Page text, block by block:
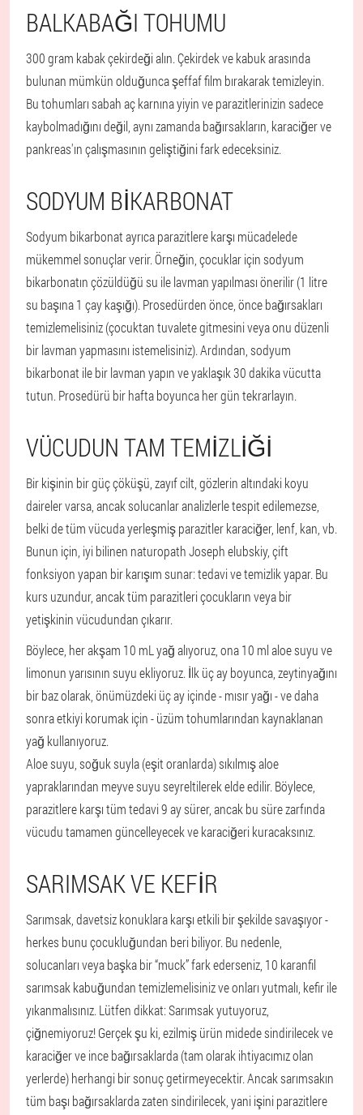
BALKABAĞI TOHUMU
300 gram kabak çekirdeği alın. Çekirdek ve kabuk arasında
bulunan mümkün olduğunca şeffaf film bırakarak temizleyin.
Bu tohumları sabah aç karnına yiyin ve parazitlerinizin sadece
kaybolmadığını değil, aynı zamanda bağırsakların, karaciğer ve
pankreas'ın çalışmasının geliştiğini fark edeceksiniz.
SODYUM BIKARBONAT
Sodyum bikarbonat ayrıca parazitlere karşı mücadelede
mükemmel sonuçlar verir. Örneğin, çocuklar için sodyum
bikarbonatın çözüldüğü su ile lavman yapılması önerilir (1 litre
su başına 1 çay kaşığı). Prosedürden önce, önce bağırsakları
temizlemelisiniz (çocuktan tuvalete gitmesini veya onu düzenli
bir lavman yapmasını istemelisiniz). Ardından, sodyum
bikarbonat ile bir lavman yapın ve yaklaşık 30 dakika vücutta
tutun. Prosedürü bir hafta boyunca her gün tekrarlayın.
VÜCUDUN TAM TEMIZLIĞI
Bir kişinin bir güç çöküşü, zayıf cilt, gözlerin altındaki koyu
daireler varsa, ancak solucanlar analizlerle tespit edilemezse,
belki de tüm vücuda yerleşmiş parazitler karaciğer, lenf, kan, vb.
Bunun için, iyi bilinen naturopath Joseph elubskiy, çift
fonksiyon yapan bir karışım sunar: tedavi ve temizlik yapar. Bu
kurs uzundur, ancak tüm parazitleri çocukların veya bir
yetişkinin vücudundan çıkarır.
Böylece, her akşam 10 mL yağ alıyoruz, ona 10 ml aloe suyu ve
limonun yarısının suyu ekliyoruz. İlk üç ay boyunca, zeytinyağını
bir baz olarak, önümüzdeki üç ay içinde - mısır yağı - ve daha
sonra etkiyi korumak için - üzüm tohumlarından kaynaklanan
yağ kullanıyoruz.
Aloe suyu, soğuk suyla (eşit oranlarda) sıkılmış aloe
yapraklarından meyve suyu seyreltilerek elde edilir. Böylece,
parazitlere karşı tüm tedavi 9 ay sürer, ancak bu süre zarfında
vücudu tamamen güncelleyecek ve karaciğeri kuracaksınız.
SARIMSAK VE KEFIR
Sarımsak, davetsiz konuklara karşı etkili bir şekilde savaşıyor -
herkes bunu çocukluğundan beri biliyor. Bu nedenle,
solucanları veya başka bir “muck” fark ederseniz, 10 karanfil
sarımsak kabuğundan temizlemelisiniz ve onları yutmalı, kefir ile
yıkanmalısınız. Lütfen dikkat: Sarımsak yutuyoruz,
çiğnemiyoruz! Gerçek şu ki, ezilmiş ürün midede sindirilecek ve
karaciğer ve ince bağırsaklarda (tam olarak ihtiyacımız olan
yerlerde) herhangi bir sonuç getirmeyecektir. Ancak sarımsakın
tüm başı bağırsaklarda zaten sindirilecek, yani işini parazitlere